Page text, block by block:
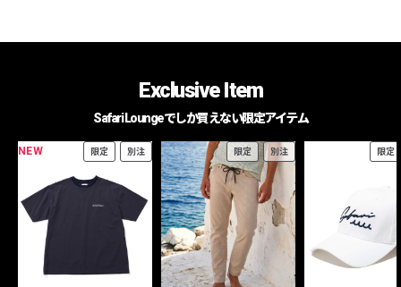
Exclusive Item
Safari Loungeでしか買えない限定アイテム
NEW 限定 別注 限定 別注 限定